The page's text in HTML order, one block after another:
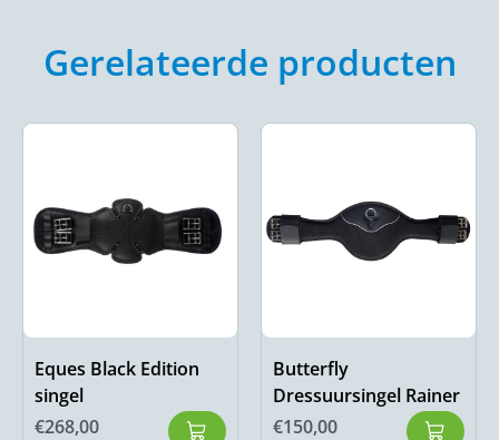
Gerelateerde producten
Eques Black Edition
singel
€268,00
Butterfly
Dressuursingel Rainer
€150,00